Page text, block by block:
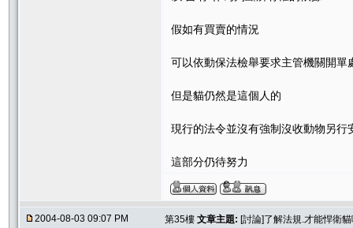
假如有買賣的情況
可以依動保法檢舉要求主管機關開單
但是貓仍然是這個人的
現行的法令並沒有強制沒收動物另行
這部分仍待努力
2004-08-03 09:07 PM 第35樓 文章主題: [討論]了解法規.才能悍衛